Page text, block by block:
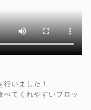
いました！
べてくれやすいブロッ